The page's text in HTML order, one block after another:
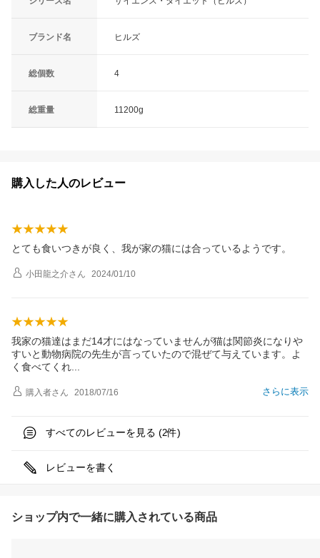
ブランド名 ヒルズ
総個数 4
総重量 11200g
購入した人のレビュー
とても食いつきが良く、我が家の猫には合っているようです。
小田龍之介さん 2024/01/10
我家の猫達はまだ14才にはなっていませんが猫は関節炎になりや
すいと動物病院の先生が言っていたので混ぜて与えています。よ
く食べてく れ
さらに表示
購入者さん 2018/07/16
すべてのレビューを見る (2件)
レビューを書く
ショップ内で一緒に購入されている商品